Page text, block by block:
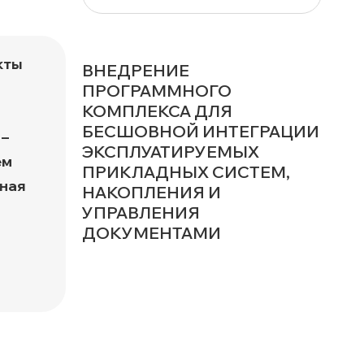
ВНЕДРЕНИЕ
ПРОГРАММНОГО
КОМПЛЕКСА ДЛЯ
БЕСШОВНОЙ ИНТЕГРАЦИИ
ЭКСПЛУАТИРУЕМЫХ
ПРИКЛАДНЫХ СИСТЕМ,
НАКОПЛЕНИЯ И
УПРАВЛЕНИЯ
ДОКУМЕНТАМИ